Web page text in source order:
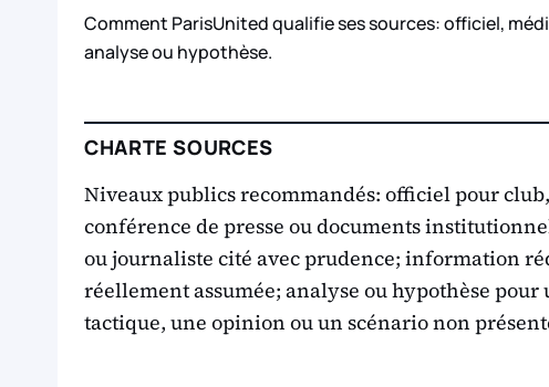
Comment ParisUnited qualifie ses sources: officiel,
analyse ou hypothèse.
CHARTE SOURCES
Niveaux publics recommandés: officiel pour
conférence de presse ou documents
ou journaliste cité avec prudence; information
réellement assumée; analyse ou hypothèse
tactique, une opinion ou un scénario non